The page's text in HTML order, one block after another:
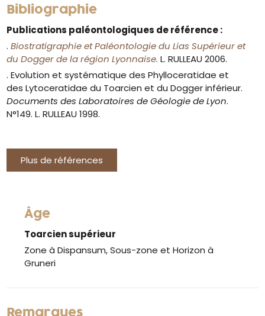
Bibliographie
Publications paléontologiques de référence :
.Biostratigraphie et Paléontologie du Lias Supérieur et
du Dogger de la région Lyonnaise.L. RULLEAU 2006.
. Evolution et systématique des Phylloceratidae et
des Lytoceratidae du Toarcien et du Dogger inférieur.
Documents des Laboratoires de Géologie de Lyon.
N°149. L. RULLEAU 1998.
Plus de références
Âge
Toarcien supérieur
Zone à Dispansum, Sous-zone et Horizon à
Gruneri